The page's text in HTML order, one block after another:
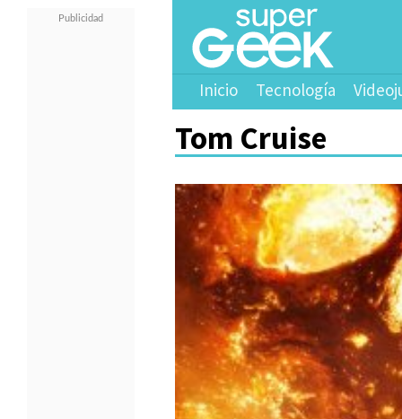
Inicio Tecnología
Tom Cruise